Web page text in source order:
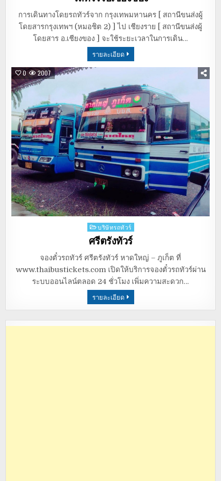
การเดินทางโดยรถทัวร์จาก กรุงเทพมหานคร [ สถานีขนส่งผู้
โดยสารกรุงเทพฯ (หมอชิต 2) ] ไป เชียงราย [ สถานีขนส่งผู้
โดยสาร อ.เชียงของ ] จะใช้ระยะเวลาในการเดิน…
รายละเอียด
0 2007
Posted
in
บริษัทรถทัวร์
ศรีตรังทัวร์
จองตั๋วรถทัวร์ ศรีตรังทัวร์ หาดใหญ่ – ภูเก็ต ที่
www.thaibustickets.com เปิดให้บริการจองตั๋วรถทัวร์ผ่าน
ระบบออนไลน์ตลอด 24 ชั่วโมง เพิ่มความสะดวก…
รายละเอียด